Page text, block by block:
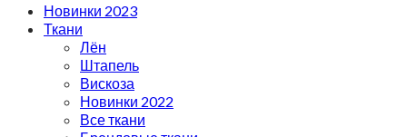
Новинки 2023
Ткани
Лён
Штапель
Вискоза
Новинки 2022
Все ткани